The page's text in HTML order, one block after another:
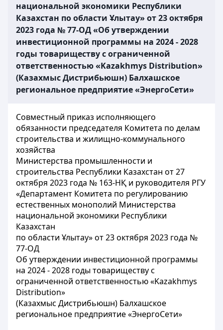
национальной экономики Республики
Казахстан по области Ұлытау» от 23 октября
2023 года № 77-ОД «Об утверждении
инвестиционной программы на 2024 - 2028
годы товариществу с ограниченной
ответственностью «Kazakhmys Distribution»
(Казахмыс Дистрибьюшн) Балхашское
региональное предприятие «ЭнергоСети»
Совместный приказ исполняющего
обязанности председателя Комитета по делам
строительства и жилищно-коммунального
хозяйства
Министерства промышленности и
строительства Республики Казахстан от 27
октября 2023 года № 163-НҚ и руководителя РГУ
«Департамент Комитета по регулированию
естественных монополий Министерства
национальной экономики Республики
Казахстан
по области Ұлытау» от 23 октября 2023 года №
77-ОД
Об утверждении инвестиционной программы
на 2024 - 2028 годы товариществу с
ограниченной ответственностью «Kazakhmys
Distribution»
(Казахмыс Дистрибьюшн) Балхашское
региональное предприятие «ЭнергоСети»